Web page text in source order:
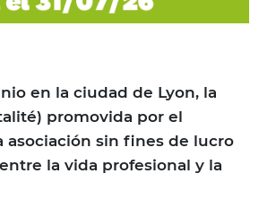
en la ciudad de Lyon, la
promovida por el
asociación sin fines de lucro
la vida profesional y la